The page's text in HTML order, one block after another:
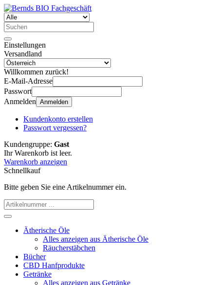
Einstellungen
Versandland
Willkommen zurück!
E-Mail-Adresse
Passwort
Anmelden Anmelden
Kundenkonto erstellen
Passwort vergessen?
Kundengruppe: Gast
Ihr Warenkorb ist leer.
Warenkorb anzeigen
Schnellkauf
Bitte geben Sie eine Artikelnummer ein.
Ätherische Öle
Alles anzeigen aus Ätherische Öle
Räucherstäbchen
Bücher
CBD Hanfprodukte
Getränke
Alles anzeigen aus Getränke